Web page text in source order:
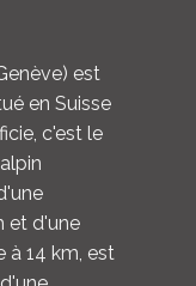
est
en Suisse
c'est le
et d'une
à 14 km, est